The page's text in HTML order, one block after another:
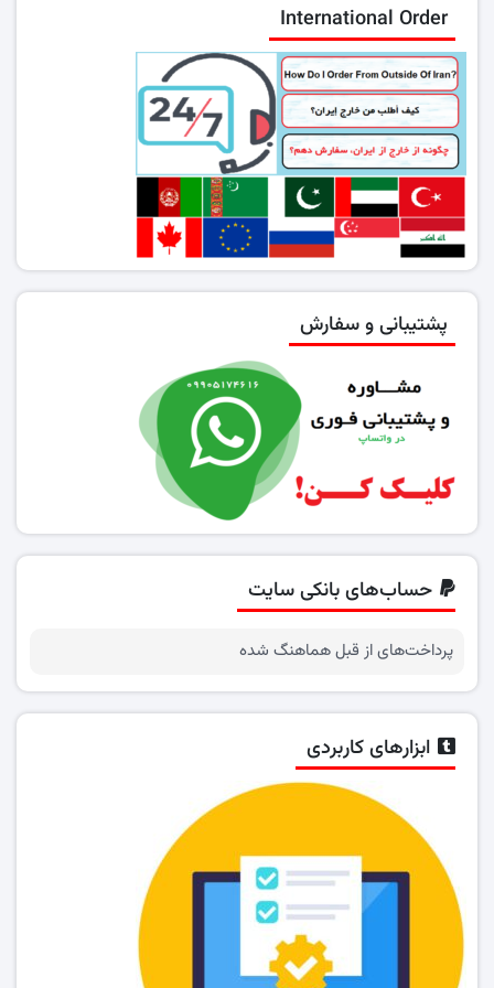
International Order
پشتیبانی و سفارش
حساب‌های بانکی سایت
پرداخت‌های از قبل هماهنگ شده
ابزارهای کاربردی